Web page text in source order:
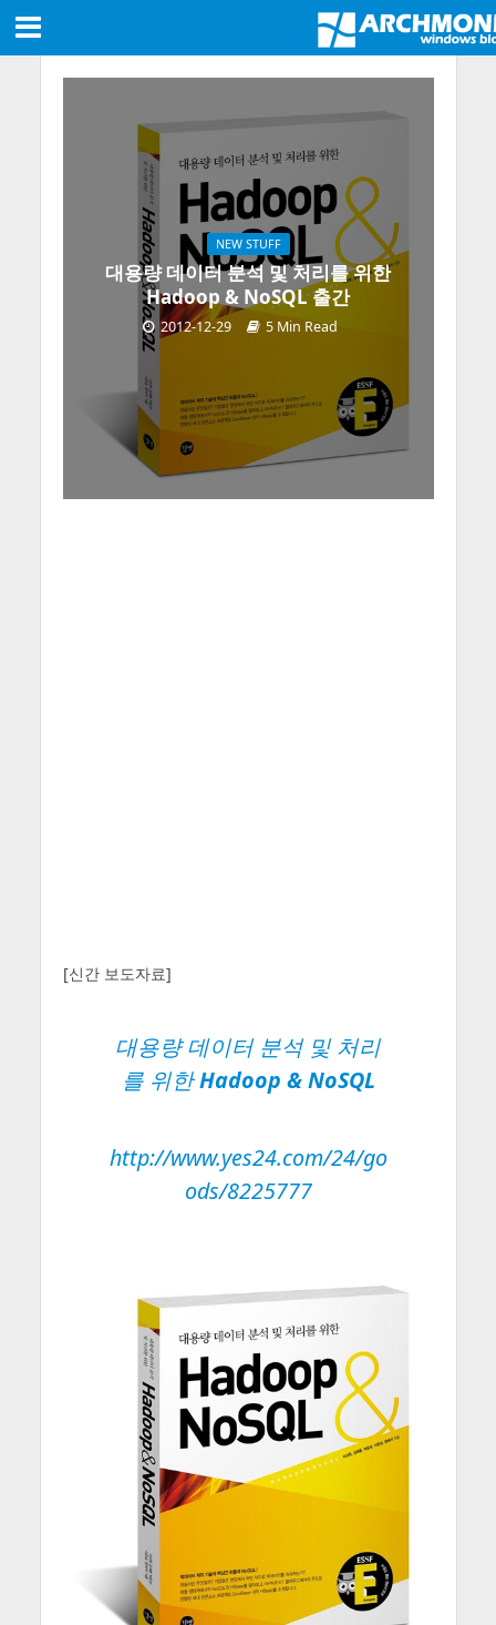
NEW STUFF
대용량 데이터 분석 및 처리를 위한
Hadoop & NoSQL 출간
2012-12-29 5 Min Read
[신간 보도자료]
대용량 데이터 분석 및 처리
를 위한Hadoop & NoSQL
http://www.yes24.com/24/go
ods/8225777